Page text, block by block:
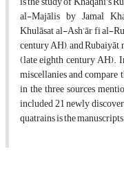
al-Majālis by Jamal
Khulāsat al-Ash’ār fi al-
century AH), and
(late eighth century AH).
miscellanies and
in the three sources
included 21 newly
quatrains is the